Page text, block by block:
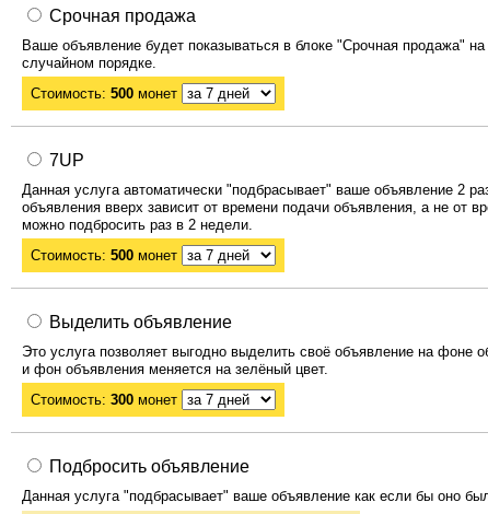
Срочная продажа
Ваше объявление будет показываться в блоке "Срочная продажа"
случайном порядке.
Стоимость: 500 монет
7UP
Данная услуга автоматически "подбрасывает" ваше объявление 2
объявления вверх зависит от времени подачи объявления, а не от
можно подбросить раз в 2 недели.
Стоимость: 500 монет
Выделить объявление
Это услуга позволяет выгодно выделить своё объявление на фоне
и фон объявления меняется на зелёный цвет.
Стоимость: 300 монет
Подбросить объявление
Данная услуга "подбрасывает" ваше объявление как если бы оно